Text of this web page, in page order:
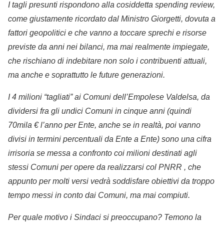
I tagli presunti rispondono alla cosiddetta spending review,
come giustamente ricordato dal Ministro Giorgetti, dovuta a
fattori geopolitici e che vanno a toccare sprechi e risorse
previste da anni nei bilanci, ma mai realmente impiegate,
che rischiano di indebitare non solo i contribuenti attuali,
ma anche e soprattutto le future generazioni.
I 4 milioni “tagliati” ai Comuni dell’Empolese Valdelsa, da
dividersi fra gli undici Comuni in cinque anni (quindi
70mila € l’anno per Ente, anche se in realtà, poi vanno
divisi in termini percentuali da Ente a Ente) sono una cifra
irrisoria se messa a confronto coi milioni destinati agli
stessi Comuni per opere da realizzarsi col PNRR , che
appunto per molti versi vedrà soddisfare obiettivi da troppo
tempo messi in conto dai Comuni, ma mai compiuti.
Per quale motivo i Sindaci si preoccupano? Temono la